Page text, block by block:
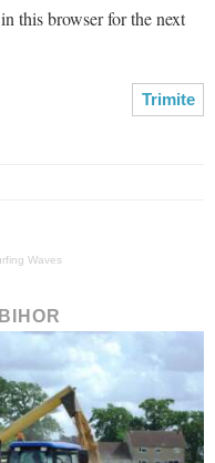
this browser for the next
Waves